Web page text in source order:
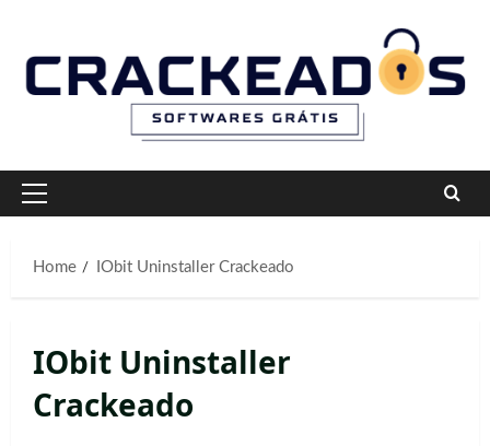
content
Primary
Home IObit Uninstaller Crackeado
IObit Uninstaller
Crackeado